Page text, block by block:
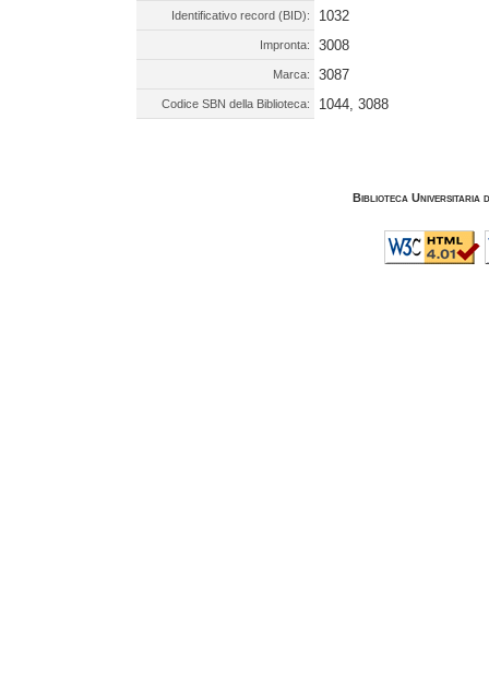
Identificativo record (BID): 1032
Impronta: 3008
Marca: 3087
Codice SBN della Biblioteca: 1044, 3088
Biblioteca Universitaria